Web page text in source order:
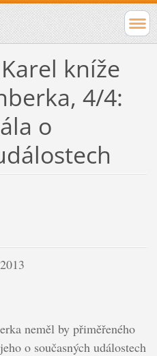
kníže
4/4:
o
neměl by přiměřeného
o současných událostech